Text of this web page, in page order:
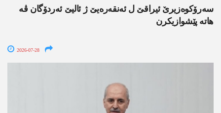
سەرۆکوەزیرێ ئیراقێ ل ئەنقەرەیێ ژ ئالیێ ئەردۆگان ڤە
ھاتە پێشوازیکرن
2026-07-28